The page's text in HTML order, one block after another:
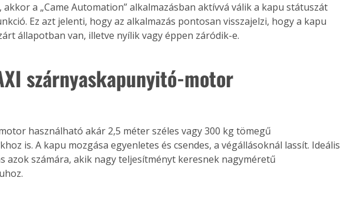
a „Came Automation” alkalmazásban aktívvá válik a kapu státuszát
Ez azt jelenti, hogy az alkalmazás pontosan visszajelzi, hogy a kapu
állapotban van, illetve nyílik vagy éppen záródik-e.
szárnyaskapunyitó-motor
használható akár 2,5 méter széles vagy 300 kg tömegű
is. A kapu mozgása egyenletes és csendes, a végállásoknál lassít. Ideális
azok számára, akik nagy teljesítményt keresnek nagyméretű